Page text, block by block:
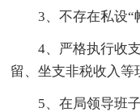
3、不存在私设“帐
4、严格执行收支
留、坐支非税收入等
5、在局领导班子